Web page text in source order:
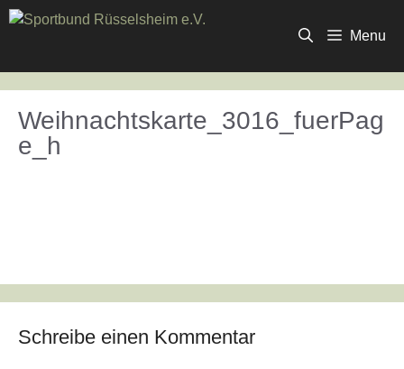
Zum
Inhalt
Menu
Weihnachtskarte_3016_fuerPag
e_h
Schreibe einen Kommentar